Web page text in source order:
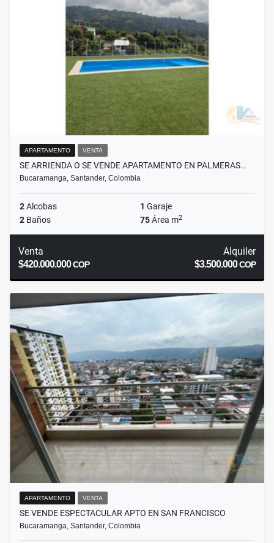
APARTAMENTO VENTA
SE ARRIENDA O SE VENDE APARTAMENTO EN PALMERAS…
Bucaramanga, Santander, Colombia
2Alcobas 1 Garaje
2 Baños 75Área m2
Venta
$420.000.000COP
Alquiler
$3.500.000COP
APARTAMENTO VENTA
SE VENDE ESPECTACULAR APTO EN SAN FRANCISCO
Bucaramanga, Santander, Colombia